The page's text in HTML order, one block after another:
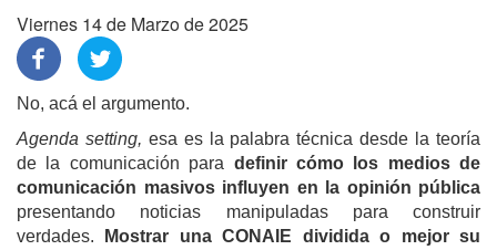
Viernes 14 de Marzo de 2025
No, acá el argumento.
Agenda setting, esa es la palabra técnica desde la teoría
de la comunicación para definir cómo los medios de
comunicación masivos influyen en la opinión pública
presentando noticias manipuladas para construir
verdades.
Mostrar una CONAIE dividida o mejor su